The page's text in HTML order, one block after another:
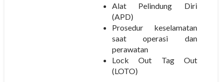
Alat Pelindung Diri
(APD)
Prosedur keselamatan
saat operasi dan
perawatan
Lock Out Tag Out
(LOTO)